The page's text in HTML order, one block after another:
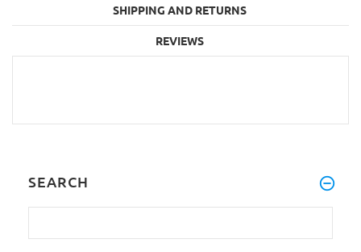
SHIPPING AND RETURNS
REVIEWS
SEARCH